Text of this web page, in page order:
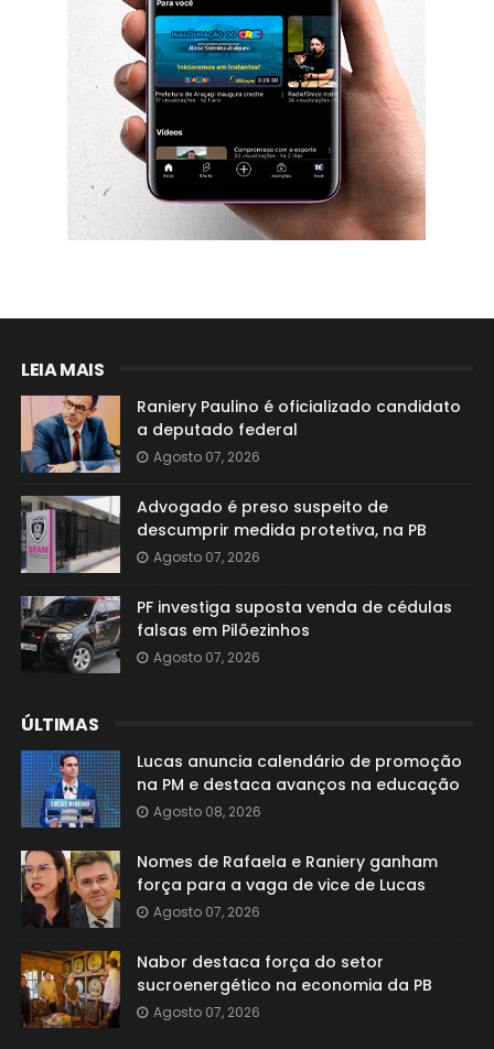
LEIA MAIS
Raniery Paulino é oficializado candidato
a deputado federal
Agosto 07, 2026
Advogado é preso suspeito de
descumprir medida protetiva, na PB
Agosto 07, 2026
PF investiga suposta venda de cédulas
falsas em Pilõezinhos
Agosto 07, 2026
ÚLTIMAS
Lucas anuncia calendário de promoção
na PM e destaca avanços na educação
Agosto 08, 2026
Nomes de Rafaela e Raniery ganham
força para a vaga de vice de Lucas
Agosto 07, 2026
Nabor destaca força do setor
sucroenergético na economia da PB
Agosto 07, 2026